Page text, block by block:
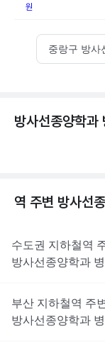
원
중랑구 방사
방사선종양학과
역 주변 방사선
수도권 지하철역
방사선종양학과
부산 지하철역 주변
방사선종양학과